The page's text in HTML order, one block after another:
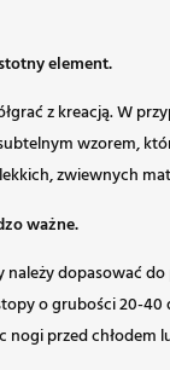
element.
z kreacją. W
wzorem,
zwiewnych
ważne.
dopasować
o grubości 20-
przed chłodem